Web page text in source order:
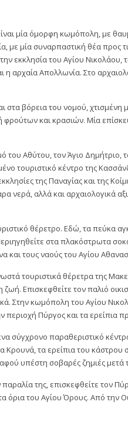
μία όμορφη κωμόπολη, με
με μία συναρπαστική θέα προς
εκκλησία του Αγίου
η αρχαία Απολλωνία. Στο
στα βόρεια του νομού, χτισμένη
φρούτων και κρασιών. Μία
του Αθύτου, τον Άγιο Δημήτριο,
τουριστικό κέντρο της
της Παναγίας και της
νερά, αλλά και αρχαιολογικά
θέρετρο. Εδώ, τα πεύκα
στα πλακόστρωτα
και τους ναούς του Αγίου
τουριστικά θέρετρα της
Επισκεφθείτε τον παλιό
Στην κωμόπολη του Αγίου
περιοχή Πύργος και τα ερείπια
σύγχρονο παραθεριστικό
τα ερείπια του κάστρου
υπέστη σοβαρές ζημιές μετά
παραλία της, επισκεφθείτε τον
όρια του Αγίου Όρους. Από